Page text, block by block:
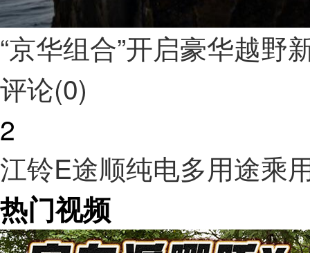
“京华组合”开启豪华越野
评论(0)
2
江铃E途顺纯电多用途乘
热门视频